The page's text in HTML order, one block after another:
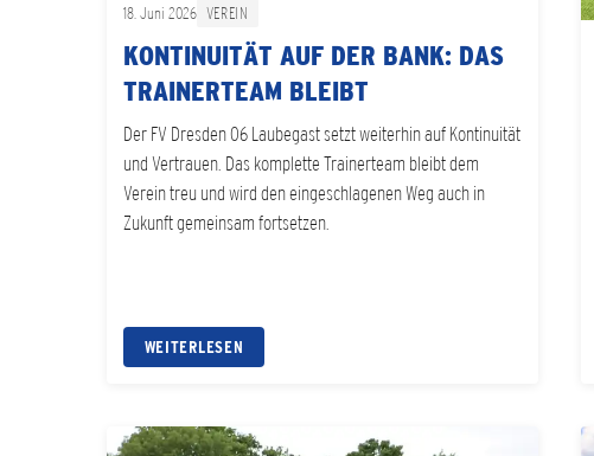
18. Juni 2026 VEREIN
KONTINUITÄT AUF DER BANK: DAS
TRAINERTEAM BLEIBT
Der FV Dresden 06 Laubegast setzt weiterhin auf Kontinuität
und Vertrauen. Das komplette Trainerteam bleibt dem
Verein treu und wird den eingeschlagenen Weg auch in
Zukunft gemeinsam fortsetzen.
WEITERLESEN